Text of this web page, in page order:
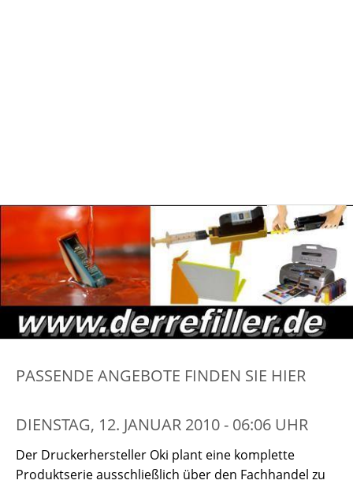
PASSENDE ANGEBOTE FINDEN SIE HIER
DIENSTAG, 12. JANUAR 2010 - 06:06 UHR
Der Druckerhersteller Oki plant eine komplette
Produktserie ausschließlich über den Fachhandel zu